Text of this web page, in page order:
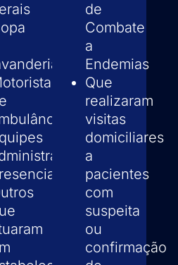
de
Combate
a
Endemias
Que
realizaram
visitas
domiciliares
a
pacientes
com
suspeita
ou
confirmação